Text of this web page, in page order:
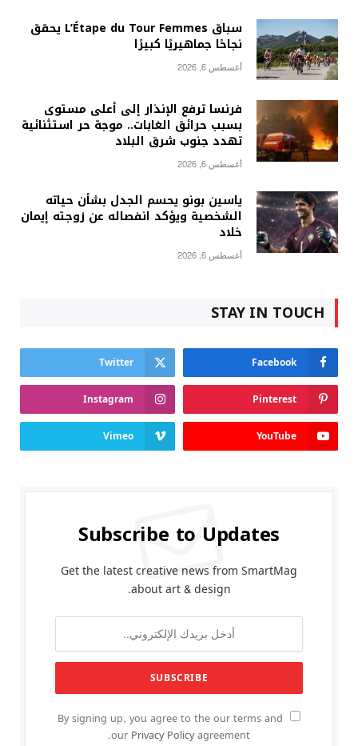
سباق L’Étape du Tour Femmes يحقق
نجاحًا جماهيريًا كبيرًا
أغسطس 6, 2026
فرنسا ترفع الإنذار إلى أعلى مستوى
بسبب حرائق الغابات.. موجة حر استثنائية
تهدد جنوب شرق البلاد
أغسطس 6, 2026
ياسين بونو يحسم الجدل بشأن حياته
الشخصية ويؤكد انفصاله عن زوجته إيمان
خلاد
أغسطس 6, 2026
STAY IN TOUCH
Facebook
Twitter
Pinterest
Instagram
YouTube
Vimeo
Subscribe to Updates
Get the latest creative news from SmartMag
about art & design.
By signing up, you agree to the our terms and
our Privacy Policyagreement.